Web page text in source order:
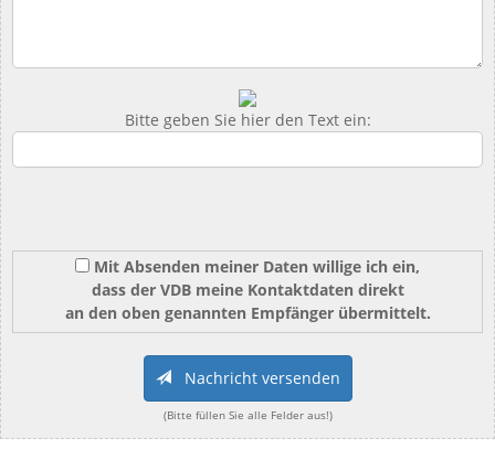
Bitte geben Sie hier den Text ein:
Mit Absenden meiner Daten willige ich ein,
dass der VDB meine Kontaktdaten direkt
an den oben genannten Empfänger übermittelt.
Nachricht versenden
(Bitte füllen Sie alle Felder aus!)